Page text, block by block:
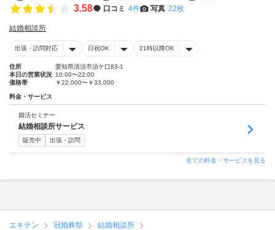
3.58 口コミ 4件 写真 22枚
結婚相談所
出張・訪問対応 日祝OK 21時以降OK
住所
愛知県清須市須ケ口83-1
本日の営業状況 10:00〜22:00
価格帯
￥22,000〜￥33,000
料金・サービス
婚活セミナー
結婚相談所サービス
販売中 出張・訪問
全ての料金・サービスを見る
エキテン 冠婚葬祭
結婚相談所